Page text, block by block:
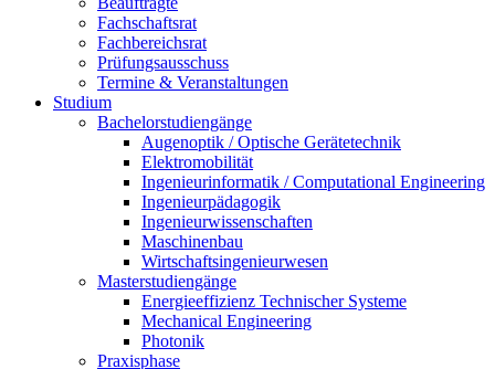
Fachschaftsrat
Fachbereichsrat
Prüfungsausschuss
Termine & Veranstaltungen
Studium
Bachelorstudiengänge
Augenoptik / Optische Gerätetechnik
Elektromobilität
Ingenieurinformatik / Computational Engineering
Ingenieurpädagogik
Ingenieurwissenschaften
Maschinenbau
Wirtschaftsingenieurwesen
Masterstudiengänge
Energieeffizienz Technischer Systeme
Mechanical Engineering
Photonik
Praxisphase